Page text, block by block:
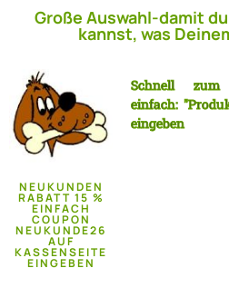
Große Auswahl-damit
kannst, was
NEUKUNDEN
RABATT 15 %
EINFACH
COUPON
NEUKUNDE26
AUF
KASSENSEITE
EINGEBEN
Schnell zum
einfach:
eingeben